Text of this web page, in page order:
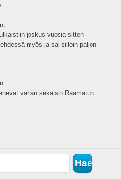
joskus vuosia sitten
myös ja sai silloin paljon
vähän sekaisin Raamatun